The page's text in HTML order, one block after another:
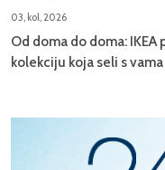
03, kol, 2026
Od doma do doma: IKEA
kolekciju koja seli s vama